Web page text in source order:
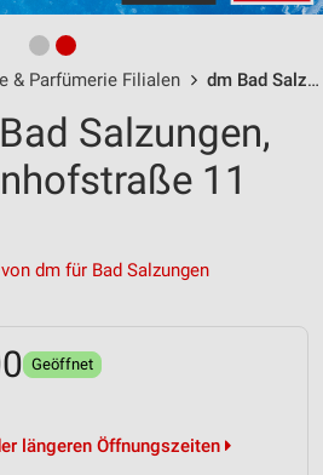
& Parfümerie Filialen dm Bad Salzungen / Bahnhofstraße 11 - Öffnungszeiten & Adresse
Salzungen,
11
dm für Bad Salzungen
Geöffnet
längeren Öffnungszeiten